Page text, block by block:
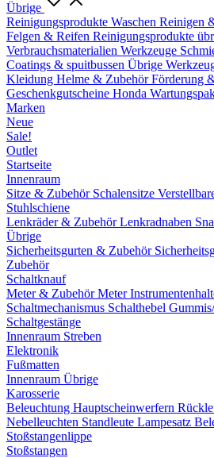
Übrige
Reinigungsprodukte Waschen Reinigen
Felgen & Reifen Reinigungsprodukte
Verbrauchsmaterialien Werkzeuge
Coatings & spuitbussen Übrige
Kleidung Helme & ZubehörFörderung
Geschenkgutscheine Honda
Marken
Neue
Sale!
Outlet
Startseite
Innenraum
Sitze & Zubehör Schalensitze
Stuhlschiene
Lenkräder & ZubehörLenkradnaben
Übrige
Sicherheitsgurten & Zubehör
Zubehör
Schaltknauf
Meter & ZubehörMeter
Schaltmechanismus Schalthebel
Schaltgestänge
Innenraum Streben
Elektronik
Fußmatten
Innenraum Übrige
Karosserie
Beleuchtung Hauptscheinwerfern
Nebelleuchten Standleute Lampesatz
Stoßstangenlippe
Stoßstangen